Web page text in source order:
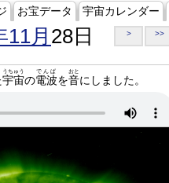
お宝データ 宇宙カレンダー
11月 28日 > >>
宇宙
うちゅう
の電波
でんぱ
を音
おと
にしました。